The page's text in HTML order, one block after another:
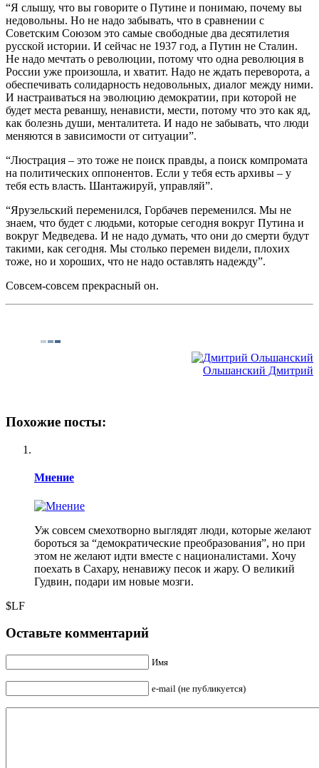
“Я слышу, что вы говорите о Путине и понимаю, почему вы
недовольны. Но не надо забывать, что в сравнении с
Советским Союзом это самые свободные два десятилетия
русской истории. И сейчас не 1937 год, а Путин не Сталин.
Не надо мечтать о революции, потому что одна революция в
России уже произошла, и хватит. Надо не ждать переворота, а
обеспечивать солидарность недовольных, диалог между ними.
И настраиваться на эволюцию демократии, при которой не
будет места реваншу, ненависти, мести, потому что это как яд,
как болезнь души, менталитета. И надо не забывать, что люди
меняются в зависимости от ситуации”.
“Люстрация – это тоже не поиск правды, а поиск компромата
на политических оппонентов. Если у тебя есть архивы – у
тебя есть власть. Шантажируй, управляй”.
“Ярузельский переменился, Горбачев переменился. Мы не
знаем, что будет с людьми, которые сегодня вокруг Путина и
вокруг Медведева. И не надо думать, что они до смерти будут
такими, как сегодня. Мы столько перемен видели, плохих
тоже, но и хороших, что не надо оставлять надежду”.
Совсем-совсем прекрасный он.
Ольшанский Дмитрий
Похожие посты:
Мнение
Уж совсем смехотворно выглядят люди, которые желают
бороться за “демократические преобразования”, но при
этом не желают идти вместе с националистами. Хочу
поехать в Сахару, ненавижу песок и жару. О великий
Гудвин, подари им новые мозги.
$LF
Оставьте комментарий
Имя
e-mail (не публикуется)